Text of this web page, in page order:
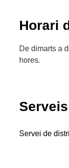
Horari
De dimarts a
hores.
Serveis
Servei de